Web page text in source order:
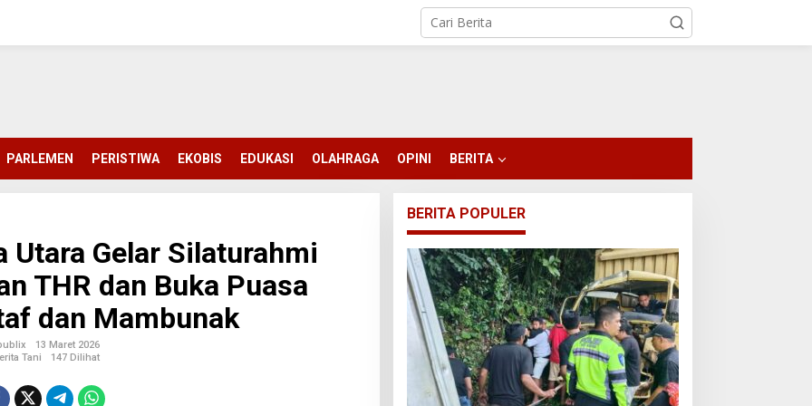
PARLEMEN PERISTIWA EKOBIS EDUKASI OLAHRAGA OPINI BERITA
Utara Gelar Silaturahmi
THR dan Buka Puasa
dan Mambunak
13 Maret 2026
Tani
147 Dilihat
BERITA POPULER